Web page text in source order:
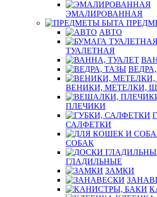
ЭМАЛИРОВАННАЯ
АВТО
ТУАЛЕТНАЯ
ВЕНИКИ, МЕТЕЛКИ,
ПЛЕЧИКИ
САЛФЕТКИ
СОБАК
ГЛАДИЛЬНЫЕ
ЗАМКИ